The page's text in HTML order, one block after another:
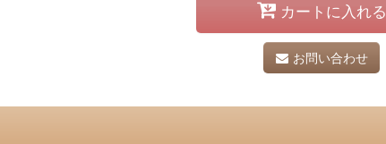
カートに入れる
お問い合わせ